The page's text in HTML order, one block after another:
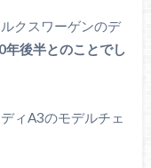
クスワーゲンのデ
年後半とのことでし
ィA3のモデルチェ